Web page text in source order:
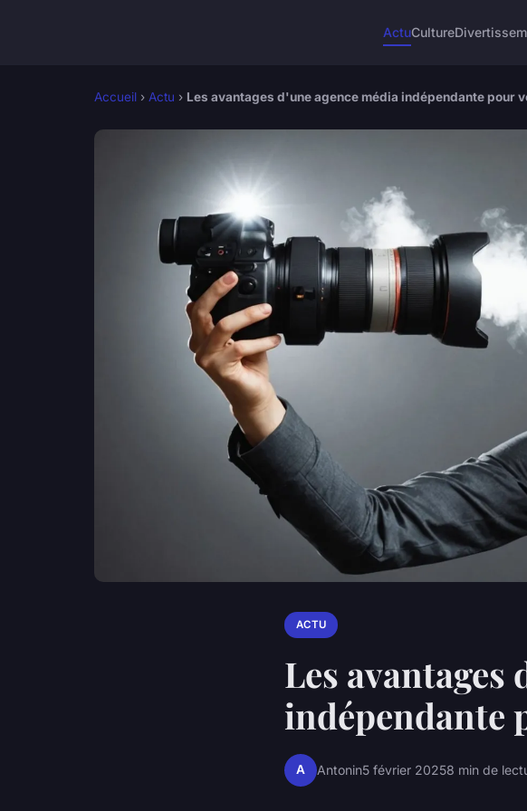
ActuCulture
Accueil › Actu › Les avantages d'une agence média indépendante pour
ACTU
Les avantages
indépendante
A Antonin5 février 20258 min de